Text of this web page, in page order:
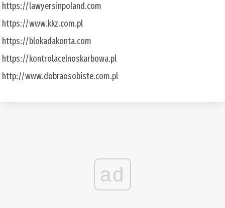
https://lawyersinpoland.com
https://www.kkz.com.pl
https://blokadakonta.com
https://kontrolacelnoskarbowa.pl
http://www.dobraosobiste.com.pl
ad